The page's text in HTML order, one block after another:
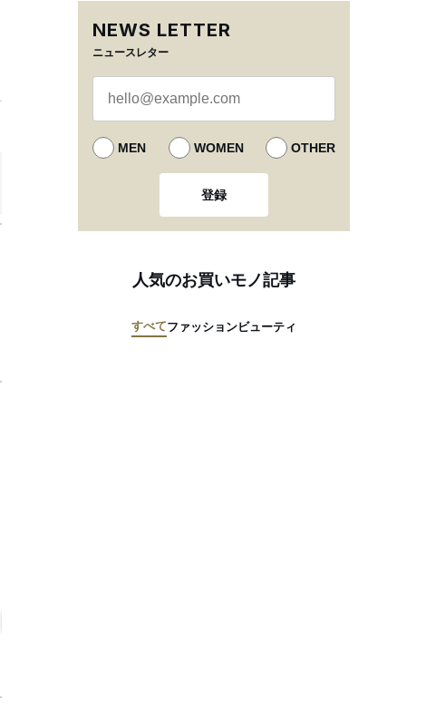
NEWS LETTER
ニュースレター
MEN WOMEN OTHER
登録
人気のお買いモノ記事
すべてファッションビューティ